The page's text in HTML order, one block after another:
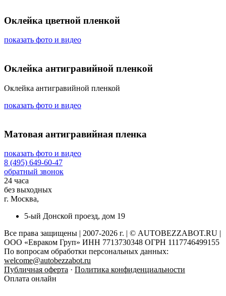
Оклейка цветной пленкой
показать фото и видео
Оклейка антигравийной пленкой
Оклейка антигравийной пленкой
показать фото и видео
Матовая антигравийная пленка
показать фото и видео
8 (495) 649-60-47
обратный звонок
24 часа
без выходных
г. Москва,
5-ый Донской проезд, дом 19
Все права защищены | 2007-2026 г. | © AUTOBEZZABOT.RU |
ООО «Евраком Груп» ИНН 7713730348 ОГРН 1117746499155
По вопросам обработки персональных данных:
welcome@autobezzabot.ru
Публичная оферта · Политика конфиденциальности
Оплата онлайн